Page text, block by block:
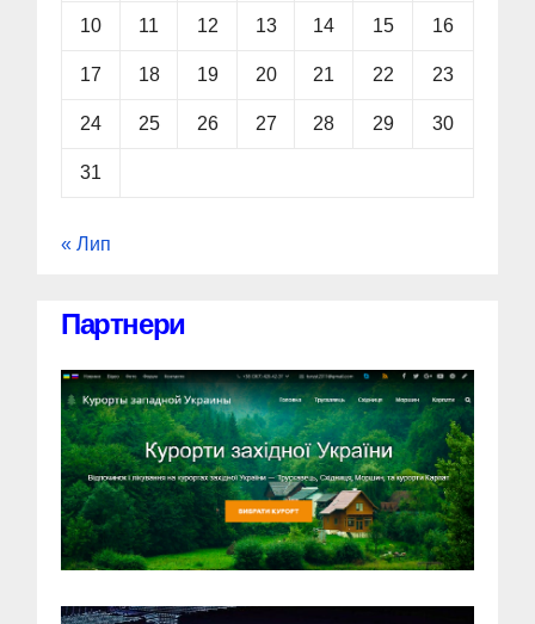
10 11 12 13 14 15 16
17 18 19 20 21 22 23
24 25 26 27 28 29 30
31
« Лип
Партнери